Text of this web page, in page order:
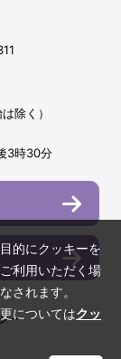
除く）
3時30分
ー
的にクッキーを
利用いただく場
されます。
についてはクッ